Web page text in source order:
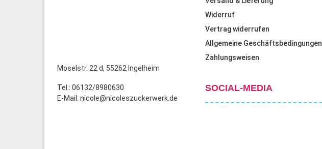
Moselstr. 22 d, 55262 Ingelheim
Tel.: 06132/8980630
E-Mail: nicole@nicoleszuckerwerk.de
Widerruf
Vertrag widerrufen
Allgemeine Geschäftsbedingungen
Zahlungsweisen
SOCIAL-MEDIA